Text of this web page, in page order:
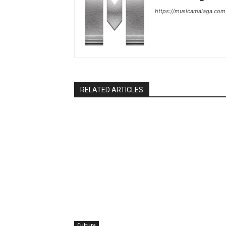
https://musicamalaga.com
RELATED ARTICLES